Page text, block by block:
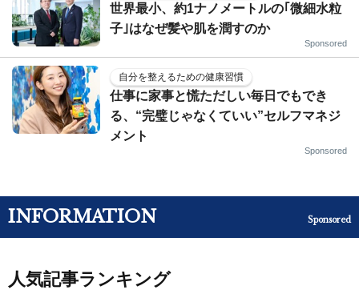
世界最小、約1ナノメートルの｢微細水粒
子｣はなぜ髪や肌を潤すのか
Sponsored
自分を整えるための健康習慣
仕事に家事と慌ただしい毎日でもでき
る、“完璧じゃなくていい”セルフマネジ
メント
Sponsored
INFORMATION Sponsored
人気記事ランキング